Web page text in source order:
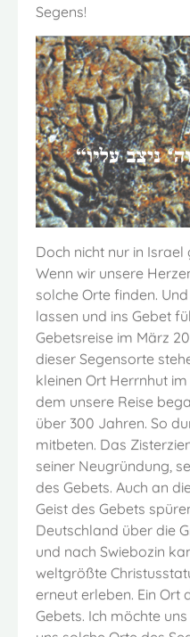
Segens!
Doch nicht nur in Israel
Wenn wir unsere
solche Orte finden.
lassen und ins Gebet
Gebetsreise im März
dieser Segensorte
kleinen Ort Herrnhut
dem unsere Reise
über 300 Jahren. So
mitbeten. Das
seiner Neugründung,
des Gebets. Auch an
Geist des Gebets
Deutschland über die
und nach Swiebozin
weltgrößte
erneut erleben. Ein Ort
Gebets. Ich möchte